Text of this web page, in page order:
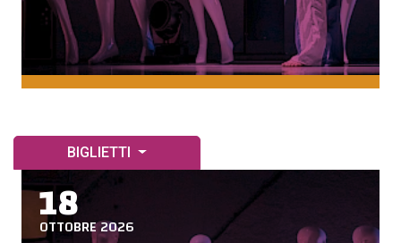
BIGLIETTI
18
OTTOBRE 2026